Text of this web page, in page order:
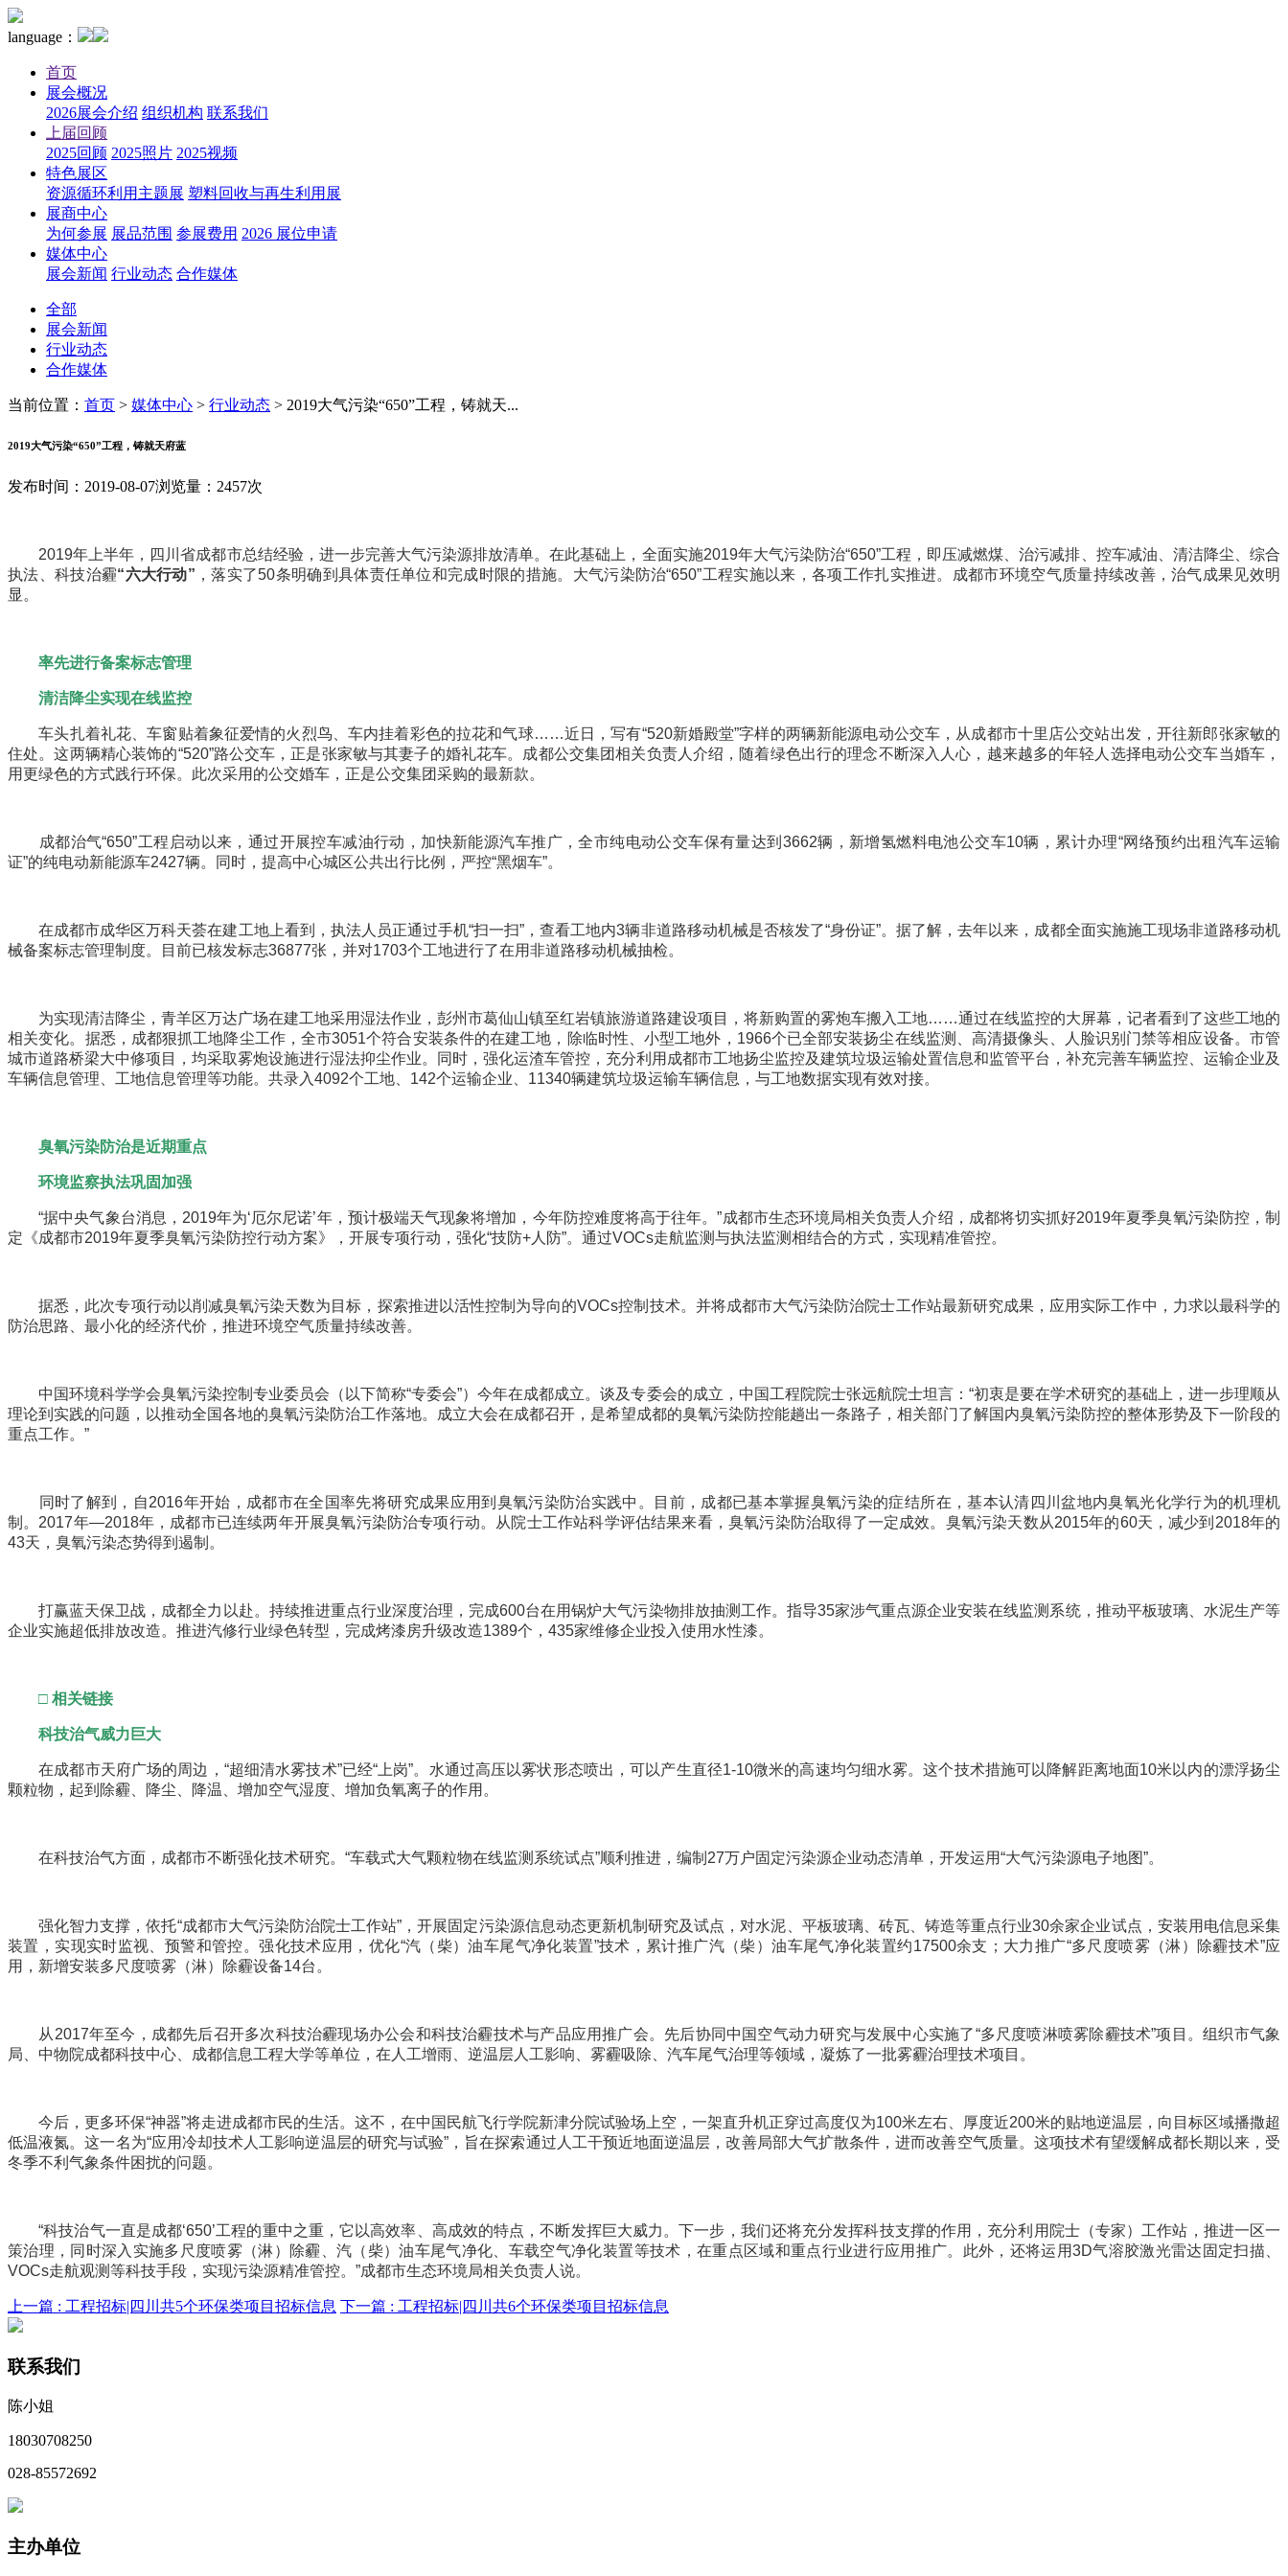
language：
首页
展会概况
2026展会介绍 组织机构 联系我们
上届回顾
2025回顾 2025照片 2025视频
特色展区
资源循环利用主题展 塑料回收与再生利用展
展商中心
为何参展 展品范围 参展费用 2026 展位申请
媒体中心
展会新闻 行业动态 合作媒体
全部
展会新闻
行业动态
合作媒体
当前位置： 首页 > 媒体中心 > 行业动态 > 2019大气污染“650”工程，铸就天...
2019大气污染“650”工程，铸就天府蓝
发布时间：2019-08-07浏览量：2457次
2019年上半年，四川省成都市总结经验，进一步完善大气污染源排放清单。在此基础上，全面实施2019年大气污染防治“650”工程，即压减燃煤、治污减排、控车减油、清洁降尘、综合
执法、科技治霾“六大行动” ，落实了50条明确到具体责任单位和完成时限的措施。大气污染防治“650”工程实施以来，各项工作扎实推进。成都市环境空气质量持续改善，治气成果见效明
显。
率先进行备案标志管理
清洁降尘实现在线监控
车头扎着礼花、车窗贴着象征爱情的火烈鸟、车内挂着彩色的拉花和气球……近日，写有“520新婚殿堂”字样的两辆新能源电动公交车，从成都市十里店公交站出发，开往新郎张家敏的
住处。这两辆精心装饰的“520”路公交车，正是张家敏与其妻子的婚礼花车。成都公交集团相关负责人介绍，随着绿色出行的理念不断深入人心，越来越多的年轻人选择电动公交车当婚车，
用更绿色的方式践行环保。此次采用的公交婚车，正是公交集团采购的最新款。
成都治气“650”工程启动以来，通过开展控车减油行动，加快新能源汽车推广，全市纯电动公交车保有量达到3662辆，新增氢燃料电池公交车10辆，累计办理“网络预约出租汽车运输
证”的纯电动新能源车2427辆。同时，提高中心城区公共出行比例，严控“黑烟车”。
在成都市成华区万科天荟在建工地上看到，执法人员正通过手机“扫一扫”，查看工地内3辆非道路移动机械是否核发了“身份证”。据了解，去年以来，成都全面实施施工现场非道路移动机
械备案标志管理制度。目前已核发标志36877张，并对1703个工地进行了在用非道路移动机械抽检。
为实现清洁降尘，青羊区万达广场在建工地采用湿法作业，彭州市葛仙山镇至红岩镇旅游道路建设项目，将新购置的雾炮车搬入工地……通过在线监控的大屏幕，记者看到了这些工地的
相关变化。据悉，成都狠抓工地降尘工作，全市3051个符合安装条件的在建工地，除临时性、小型工地外，1966个已全部安装扬尘在线监测、高清摄像头、人脸识别门禁等相应设备。市管
城市道路桥梁大中修项目，均采取雾炮设施进行湿法抑尘作业。同时，强化运渣车管控，充分利用成都市工地扬尘监控及建筑垃圾运输处置信息和监管平台，补充完善车辆监控、运输企业及
车辆信息管理、工地信息管理等功能。共录入4092个工地、142个运输企业、11340辆建筑垃圾运输车辆信息，与工地数据实现有效对接。
臭氧污染防治是近期重点
环境监察执法巩固加强
“据中央气象台消息，2019年为‘厄尔尼诺’年，预计极端天气现象将增加，今年防控难度将高于往年。”成都市生态环境局相关负责人介绍，成都将切实抓好2019年夏季臭氧污染防控，制
定《成都市2019年夏季臭氧污染防控行动方案》，开展专项行动，强化“技防+人防”。通过VOCs走航监测与执法监测相结合的方式，实现精准管控。
据悉，此次专项行动以削减臭氧污染天数为目标，探索推进以活性控制为导向的VOCs控制技术。并将成都市大气污染防治院士工作站最新研究成果，应用实际工作中，力求以最科学的
防治思路、最小化的经济代价，推进环境空气质量持续改善。
中国环境科学学会臭氧污染控制专业委员会（以下简称“专委会”）今年在成都成立。谈及专委会的成立，中国工程院院士张远航院士坦言：“初衷是要在学术研究的基础上，进一步理顺从
理论到实践的问题，以推动全国各地的臭氧污染防治工作落地。成立大会在成都召开，是希望成都的臭氧污染防控能趟出一条路子，相关部门了解国内臭氧污染防控的整体形势及下一阶段的
重点工作。”
同时了解到，自2016年开始，成都市在全国率先将研究成果应用到臭氧污染防治实践中。目前，成都已基本掌握臭氧污染的症结所在，基本认清四川盆地内臭氧光化学行为的机理机
制。2017年—2018年，成都市已连续两年开展臭氧污染防治专项行动。从院士工作站科学评估结果来看，臭氧污染防治取得了一定成效。臭氧污染天数从2015年的60天，减少到2018年的
43天，臭氧污染态势得到遏制。
打赢蓝天保卫战，成都全力以赴。持续推进重点行业深度治理，完成600台在用锅炉大气污染物排放抽测工作。指导35家涉气重点源企业安装在线监测系统，推动平板玻璃、水泥生产等
企业实施超低排放改造。推进汽修行业绿色转型，完成烤漆房升级改造1389个，435家维修企业投入使用水性漆。
□ 相关链接
科技治气威力巨大
在成都市天府广场的周边，“超细清水雾技术”已经“上岗”。水通过高压以雾状形态喷出，可以产生直径1-10微米的高速均匀细水雾。这个技术措施可以降解距离地面10米以内的漂浮扬尘
颗粒物，起到除霾、降尘、降温、增加空气湿度、增加负氧离子的作用。
在科技治气方面，成都市不断强化技术研究。“车载式大气颗粒物在线监测系统试点”顺利推进，编制27万户固定污染源企业动态清单，开发运用“大气污染源电子地图”。
强化智力支撑，依托“成都市大气污染防治院士工作站”，开展固定污染源信息动态更新机制研究及试点，对水泥、平板玻璃、砖瓦、铸造等重点行业30余家企业试点，安装用电信息采集
装置，实现实时监视、预警和管控。强化技术应用，优化“汽（柴）油车尾气净化装置”技术，累计推广汽（柴）油车尾气净化装置约17500余支；大力推广“多尺度喷雾（淋）除霾技术”应
用，新增安装多尺度喷雾（淋）除霾设备14台。
从2017年至今，成都先后召开多次科技治霾现场办公会和科技治霾技术与产品应用推广会。先后协同中国空气动力研究与发展中心实施了“多尺度喷淋喷雾除霾技术”项目。组织市气象
局、中物院成都科技中心、成都信息工程大学等单位，在人工增雨、逆温层人工影响、雾霾吸除、汽车尾气治理等领域，凝炼了一批雾霾治理技术项目。
今后，更多环保“神器”将走进成都市民的生活。这不，在中国民航飞行学院新津分院试验场上空，一架直升机正穿过高度仅为100米左右、厚度近200米的贴地逆温层，向目标区域播撒超
低温液氮。这一名为“应用冷却技术人工影响逆温层的研究与试验”，旨在探索通过人工干预近地面逆温层，改善局部大气扩散条件，进而改善空气质量。这项技术有望缓解成都长期以来，受
冬季不利气象条件困扰的问题。
“科技治气一直是成都‘650’工程的重中之重，它以高效率、高成效的特点，不断发挥巨大威力。下一步，我们还将充分发挥科技支撑的作用，充分利用院士（专家）工作站，推进一区一
策治理，同时深入实施多尺度喷雾（淋）除霾、汽（柴）油车尾气净化、车载空气净化装置等技术，在重点区域和重点行业进行应用推广。此外，还将运用3D气溶胶激光雷达固定扫描、
VOCs走航观测等科技手段，实现污染源精准管控。”成都市生态环境局相关负责人说。
上一篇 : 工程招标|四川共5个环保类项目招标信息 下一篇 : 工程招标|四川共6个环保类项目招标信息
联系我们
陈小姐
18030708250
028-85572692
主办单位